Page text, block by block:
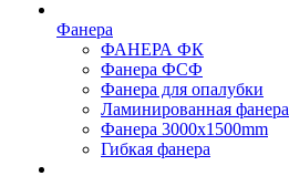
Фанера
ФАНЕРА ФК
Фанера ФСФ
Фанера для опалубки
Ламинированная фанера
Фанера 3000х1500mm
Гибкая фанера